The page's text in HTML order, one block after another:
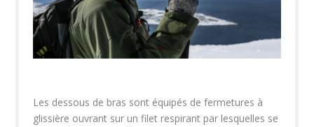
Les dessous de bras sont équipés de fermetures à
glissière ouvrant sur un filet respirant par lesquelles se